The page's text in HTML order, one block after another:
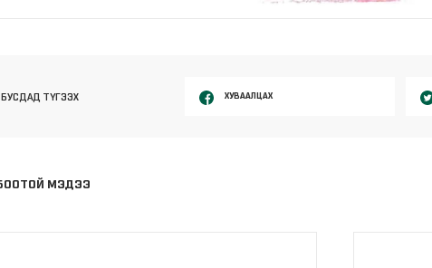
БУСДАД ТҮГЭЭХ ХУВААЛЦАХ
МЭДЭЭ